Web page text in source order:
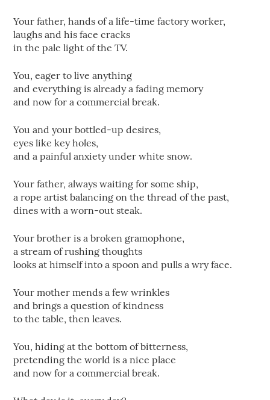
Your father, hands of a life-time factory worker,
laughs and his face cracks
in the pale light of the TV.
You, eager to live anything
and everything is already a fading memory
and now for a commercial break.
You and your bottled-up desires,
eyes like key holes,
and a painful anxiety under white snow.
Your father, always waiting for some ship,
a rope artist balancing on the thread of the past,
dines with a worn-out steak.
Your brother is a broken gramophone,
a stream of rushing thoughts
looks at himself into a spoon and pulls a wry face.
Your mother mends a few wrinkles
and brings a question of kindness
to the table, then leaves.
You, hiding at the bottom of bitterness,
pretending the world is a nice place
and now for a commercial break.